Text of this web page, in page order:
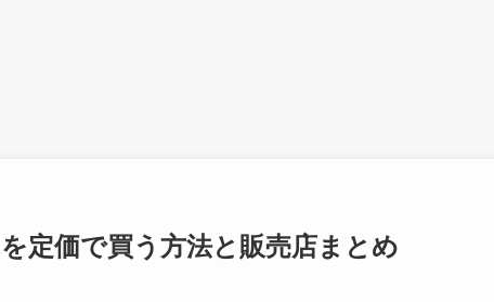
定価で買う方法と販売店まとめ